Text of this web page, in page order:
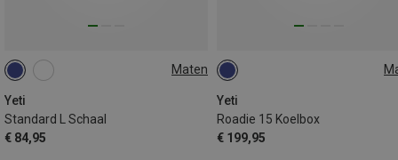
Maten
Yeti
Standard L Schaal
€ 84,95
4.26L
Yeti
Roadie 15 Koelbox
€ 199,95
15L